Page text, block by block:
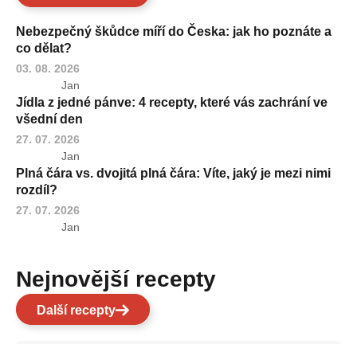
Nebezpečný škůdce míří do Česka: jak ho poznáte a
co dělat?
03. 08. 2026
Jan
Jídla z jedné pánve: 4 recepty, které vás zachrání ve
všední den
27. 07. 2026
Jan
Plná čára vs. dvojitá plná čára: Víte, jaký je mezi nimi
rozdíl?
27. 07. 2026
Jan
Nejnovější recepty
Další recepty